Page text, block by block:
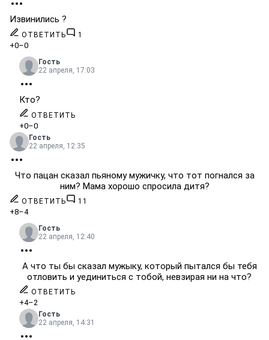
Извинились ?
ОТВЕТИТЬ 1
+0–0
Гость
22 апреля, 17:03
Кто?
ОТВЕТИТЬ
+0–0
Гость
22 апреля, 12:35
Что пацан сказал пьяному мужичку, что тот погнался за
ним? Мама хорошо спросила дитя?
ОТВЕТИТЬ 11
+8–4
Гость
22 апреля, 12:40
А что ты бы сказал мужыку, который пытался бы тебя
отловить и уединиться с тобой, невзирая ни на что?
ОТВЕТИТЬ
+4–2
Гость
22 апреля, 14:31